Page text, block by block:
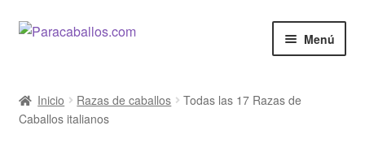
Ir
navegación
Ir
Menú
Curiosidades
Inicio Razas de caballos
Todas las 17 Razas de
Caballos italianos